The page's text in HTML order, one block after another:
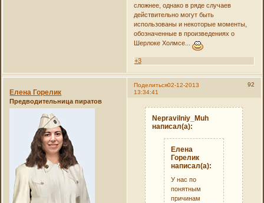
сложнее, однако в ряде случаев
действительно могут быть
использованы и некоторые моменты,
обозначенные в произведениях о
Шерлоке Холмсе...
+3
Поделиться 92
02-12-2013
13:34:41
Елена Горелик
Предводительница пиратов
Nepravilniy_Muh
написал(а):
Елена
Горелик
написал(а):
У нас по
понятным
причинам